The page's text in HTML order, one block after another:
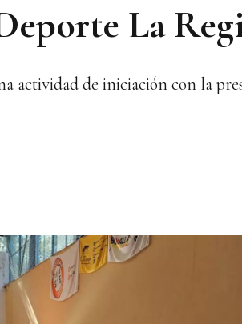
La
actividad de iniciación con la